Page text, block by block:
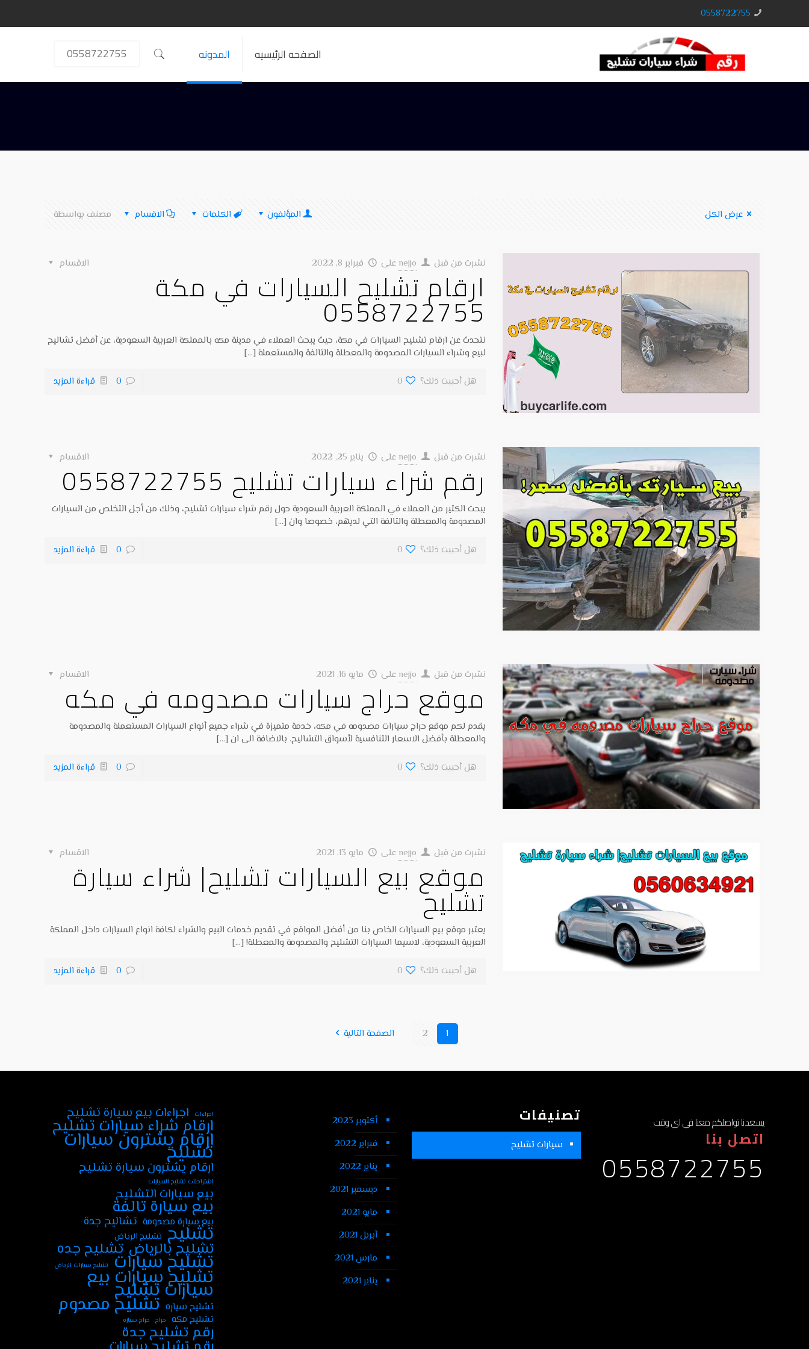
0558722755
الصفحه الرئيسيه المدونه 0558722755
مصنف بواسطة الاقسام الكلمات المؤلفون عرض الكل
نشرت من قبل nejjo على فبراير 8, 2022 الاقسام ارقام تشليح السيارات في مكة
0558722755
نتحدث عن ارقام تشليح السيارات في مكة، حيث يبحث العملاء في مدينة مكه بالمملكة العربية السعودية، عن أفضل تشاليح
لبيع وشراء السيارات المصدومة والمعطلة والتالفة والمستعملة[…]
هل أحببت ذلك؟ 0
0 قراءة المزيد
نشرت من قبل nejjo على يناير 25, 2022 الاقسام رقم شراء سيارات تشليح 0558722755
يبحث الكثير من العملاء في المملكة العربية السعودية حول رقم شراء سيارات تشليح، وذلك من أجل التخلص من السيارات
المصدومة والمعطلة والتالفة التي لديهم، خصوصا وان[…]
هل أحببت ذلك؟ 0
0 قراءة المزيد
نشرت من قبل nejjo على مايو 16, 2021 الاقسام
موقع حراج سيارات مصدومه في مكه
يقدم لكم موقع حراج سيارات مصدومه في مكه، خدمة متميزة في شراء جميع أنواع السيارات المستعملة والمصدومة
والمعطلة بأفضل الاسعار التنافسية لأسواق التشاليح. بالاضافة الى ان[…]
هل أحببت ذلك؟ 0
0 قراءة المزيد
نشرت من قبل nejjo على مايو 13, 2021 الاقسامموقع بيع السيارات تشليح| شراء سيارة
تشليح
يعتبر موقع بيع السيارات الخاص بنا من أفضل المواقع في تقديم خدمات البيع والشراء لكافة انواع السيارات داخل المملكة
العربية السعودية، لاسيما السيارات التشليح والمصدومة والمعطلة![…]
هل أحببت ذلك؟ 0
0 قراءة المزيد
1
2 الصفحة التالية
يسعدنا تواصلكم معنا في اي وقت
اتصل بنا
0558722755
تصنيفات
سيارات تشليح
أكتوبر 2023
فبراير 2022
يناير 2022
ديسمبر 2021
مايو 2021
أبريل 2021
مارس 2021
يناير 2021
اجراءات اجراءات بيع سيارة تشليح
ارقام شراء سيارات تشليح
ارقام يشترون سيارات
تشليح
ارقام يشترون سيارة تشليح
اشتراطات تشليح السيارات
بيع سيارات التشليح
بيع سيارة تالفة
بيع سيارة مصدومة تشاليح جدة تشليح تشليح الرياض
تشليح بالرياض تشليح جدهتشليح سيارات تشليح سيارات الرياضتشليح سيارات بيع
سيارات تشليح
تشليح سياره تشليح مصدوم
تشليح مكه حراج حراج سيارة
رقم تشليح جدة